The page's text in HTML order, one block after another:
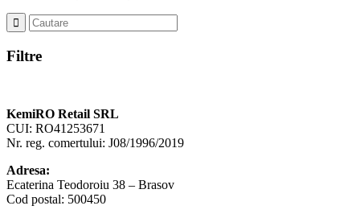
Filtre
KemiRO Retail SRL
CUI: RO41253671
Nr. reg. comertului: J08/1996/2019
Adresa:
Ecaterina Teodoroiu 38 – Brasov
Cod postal: 500450